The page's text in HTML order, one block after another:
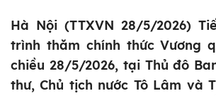
Hà Nội (TTXVN 28/5/2026)
trình thăm chính thức Vương
chiều 28/5/2026, tại Thủ đô
thư, Chủ tịch nước Tô Lâm và